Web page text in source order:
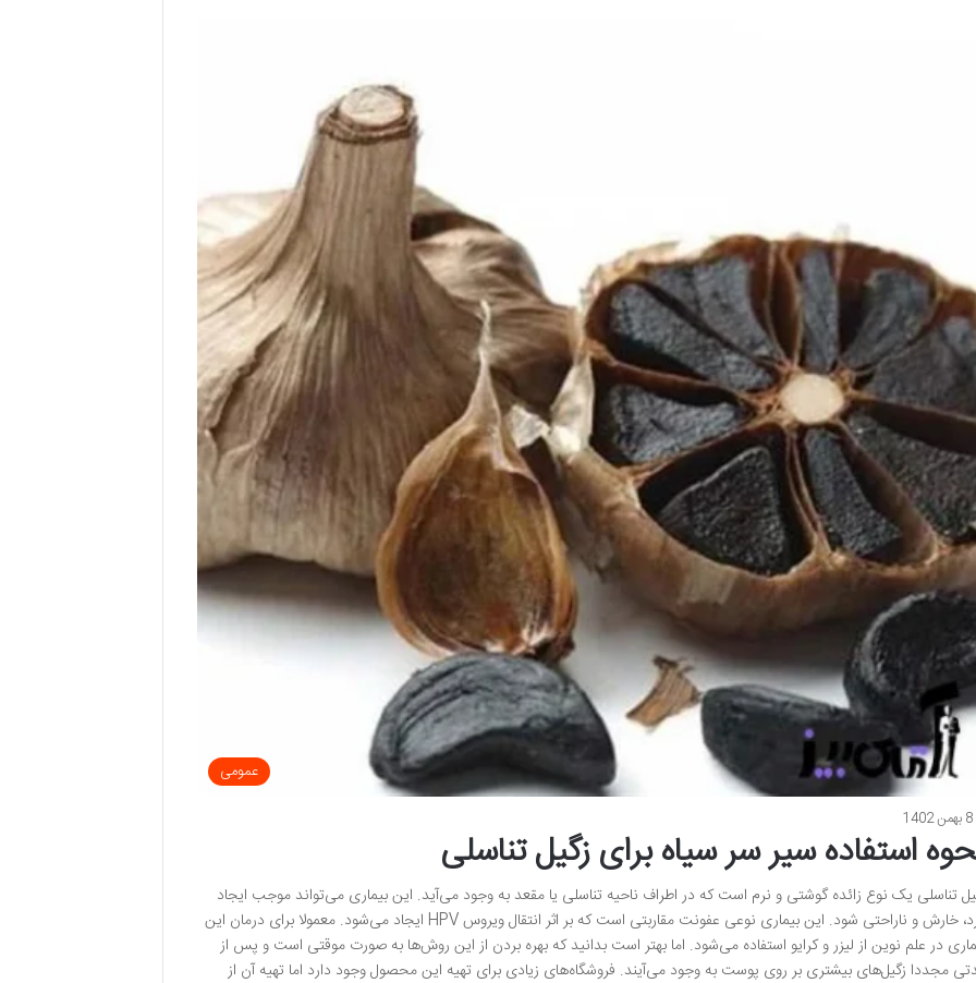
عمومی
8 بهمن 1402
استفاده سیر سر سیاه برای زگیل تناسلی
تناسلی یک نوع زائده گوشتی و نرم است که در اطراف ناحیه تناسلی یا مقعد به وجود می‌آید. این بیماری می‌تواند موجب ایجاد
درد، خارش و ناراحتی شود. این بیماری نوعی عفونت مقاربتی است که بر اثر انتقال ویروس HPV ایجاد می‌شود. معمولا برای درمان این
در علم نوین از لیزر و کرایو استفاده می‌شود. اما بهتر است بدانید که بهره بردن از این روش‌ها به صورت موقتی است و پس از
مجددا زگیل‌های بیشتری بر روی پوست به وجود می‌آیند. فروشگاه‌های زیادی برای تهیه این محصول وجود دارد اما تهیه آن از